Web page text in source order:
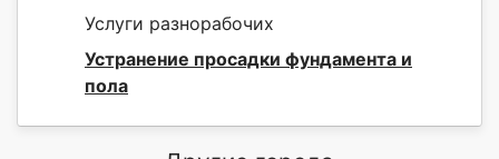
Услуги разнорабочих
Устранение просадки фундамента и
пола